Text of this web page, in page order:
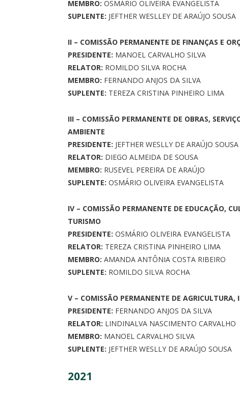
MEMBRO: OSMÁRIO OLIVEIRA EVANGELISTA
SUPLENTE: JEFTHER WESLLEY DE ARAÚJO SOUSA
II – COMISSÃO PERMANENTE DE FINANÇAS E
PRESIDENTE: MANOEL CARVALHO SILVA
RELATOR: ROMILDO SILVA ROCHA
MEMBRO: FERNANDO ANJOS DA SILVA
SUPLENTE: TEREZA CRISTINA PINHEIRO LIMA
III – COMISSÃO PERMANENTE DE OBRAS,
AMBIENTE
PRESIDENTE: JEFTHER WESLLY DE ARAÚJO SOUSA
RELATOR: DIEGO ALMEIDA DE SOUSA
MEMBRO: RUSEVEL PEREIRA DE ARAÚJO
SUPLENTE: OSMÁRIO OLIVEIRA EVANGELISTA
IV – COMISSÃO PERMANENTE DE EDUCAÇÃO,
TURISMO
PRESIDENTE: OSMÁRIO OLIVEIRA EVANGELISTA
RELATOR: TEREZA CRISTINA PINHEIRO LIMA
MEMBRO: AMANDA ANTÔNIA COSTA RIBEIRO
SUPLENTE: ROMILDO SILVA ROCHA
V – COMISSÃO PERMANENTE DE AGRICULTURA,
PRESIDENTE: FERNANDO ANJOS DA SILVA
RELATOR: LINDINALVA NASCIMENTO CARVALHO
MEMBRO: MANOEL CARVALHO SILVA
SUPLENTE: JEFTHER WESLLY DE ARAÚJO SOUSA
2021